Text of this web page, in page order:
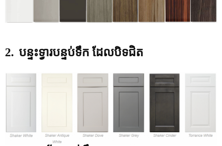
2. បន្ទះទ្វារបន្ទប់ទឹក ដែលបិទជិត